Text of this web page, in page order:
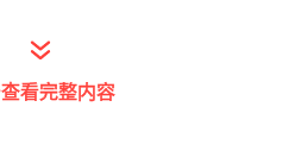
性心肌炎？暴发性心肌炎
素和非感染性因素，其中
看完整内容